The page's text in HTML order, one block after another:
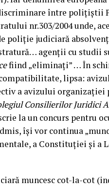
între polițiștii
nr.303/2004 unde,
poliție judiciară
agenții cu studii
fiind „eliminați” … În
lipsa:
a avizului
Consilierilor Juridici
la un concurs pentru
își vor continua
a Constituției și a
muncesc cot-la-cot